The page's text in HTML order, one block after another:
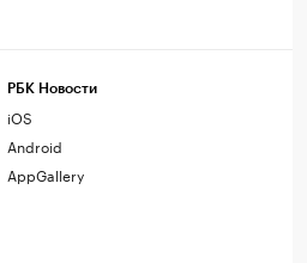
РБК Новости
iOS
Android
AppGallery